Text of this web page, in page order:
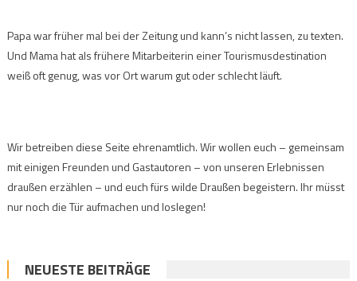
Papa war früher mal bei der Zeitung und kann’s nicht lassen, zu texten.
Und Mama hat als frühere Mitarbeiterin einer Tourismusdestination
weiß oft genug, was vor Ort warum gut oder schlecht läuft.
Wir betreiben diese Seite ehrenamtlich. Wir wollen euch – gemeinsam
mit einigen Freunden und Gastautoren – von unseren Erlebnissen
draußen erzählen – und euch fürs wilde Draußen begeistern. Ihr müsst
nur noch die Tür aufmachen und loslegen!
NEUESTE BEITRÄGE